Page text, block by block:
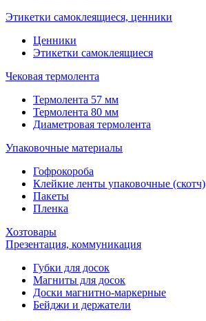
Этикетки самоклеящиеся, ценники
Ценники
Этикетки самоклеящиеся
Чековая термолента
Термолента 57 мм
Термолента 80 мм
Диаметровая термолента
Упаковочные материалы
Гофрокороба
Клейкие ленты упаковочные (скотч)
Пакеты
Пленка
Хозтовары
Презентация, коммуникация
Губки для досок
Магниты для досок
Доски магнитно-маркерные
Бейджи и держатели